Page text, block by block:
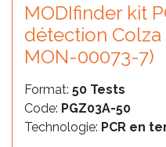
MODIfinder kit
détection Colza
MON-00073-7)
Format: 50 Tests
Code: PGZ03A-50
Technologie: PCR en